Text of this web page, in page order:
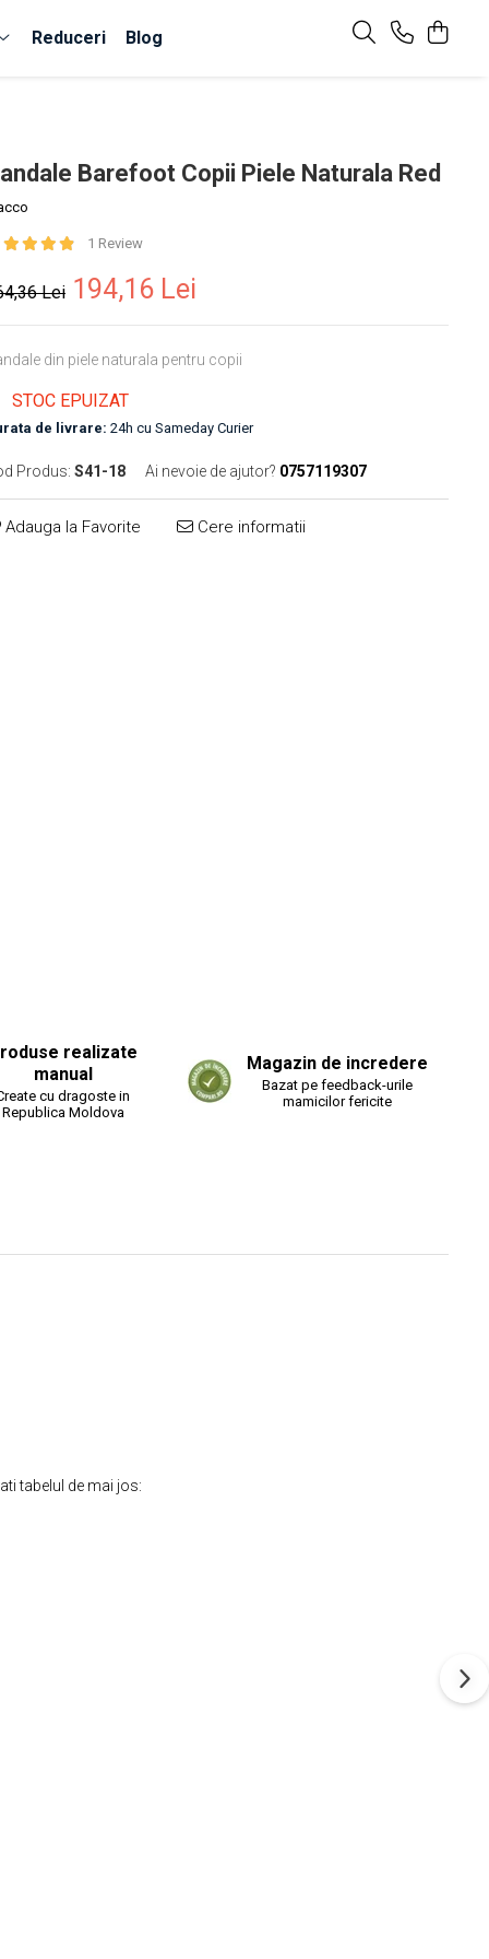
Reduceri Blog
Barefoot Copii Piele Naturala Red
1 Review
Lei 194,16 Lei
din piele naturala pentru copii
STOC EPUIZAT
de livrare: 24h cu Sameday Curier
Produs: S41-18 Ai nevoie de ajutor? 0757119307
Adauga la Favorite Cere informatii
realizate
manual
cu dragoste in
Republica Moldova
Magazin de incredere
Bazat pe feedback-urile
mamicilor fericite
tabelul de mai jos: